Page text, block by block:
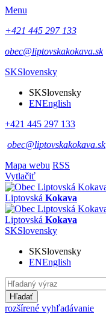
Menu
+421 445 297 133
obec@liptovskakokava.sk
SKSlovensky
SKSlovensky
ENEnglish
+421 445 297 133
obec@liptovskakokava.sk
Mapa webu RSS
Vytlačiť
Liptovská Kokava
Liptovská Kokava
SKSlovensky
SKSlovensky
ENEnglish
Hľadať
rozšírené vyhľadávanie